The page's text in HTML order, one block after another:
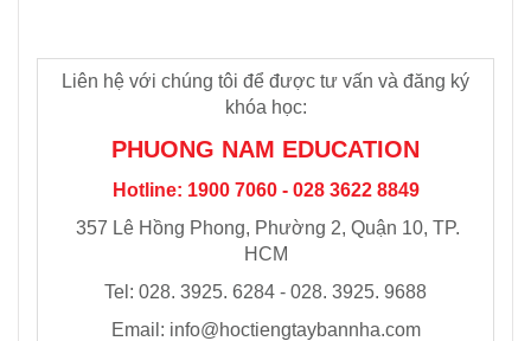
Liên hệ với chúng tôi để được tư vấn và đăng ký
khóa học:
PHUONG NAM EDUCATION
Hotline: 1900 7060 - 028 3622 8849
357 Lê Hồng Phong, Phường 2, Quận 10, TP.
HCM
Tel: 028. 3925. 6284 - 028. 3925. 9688
Email: info@hoctiengtaybannha.com